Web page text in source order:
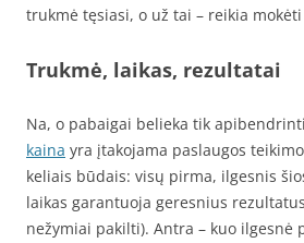
trukmė tęsiasi, o už tai – reikia
Trukmė, laikas, rezultatai
Na, o pabaigai belieka tik
kaina yra įtakojama paslaugos
keliais būdais: visų pirma, ilgesnis
laikas garantuoja geresnius
nežymiai pakilti). Antra – kuo ilgesnė